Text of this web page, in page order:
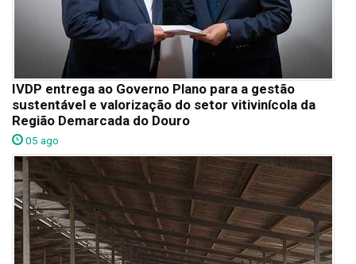
IVDP entrega ao Governo Plano para a gestão
sustentável e valorização do setor vitivinícola da
Região Demarcada do Douro
05 ago